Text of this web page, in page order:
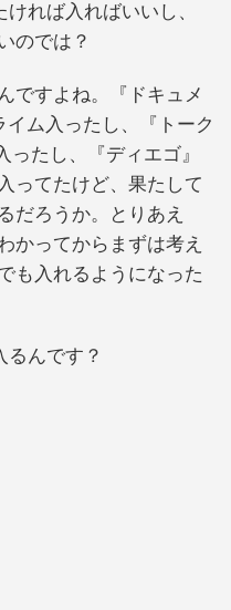
れば入ればいいし、
のでは？
ですよね。『ドキュメ
ム入ったし、『トーク
たし、『ディエゴ』
ってたけど、果たして
だろうか。とりあえ
かってからまずは考え
も入れるようになった
るんです？